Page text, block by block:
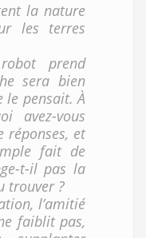
la nature
les terres
prend
sera bien
le pensait. À
avez-vous
réponses, et
fait de
t-il pas la
trouver ?
l’amitié
faiblit pas,